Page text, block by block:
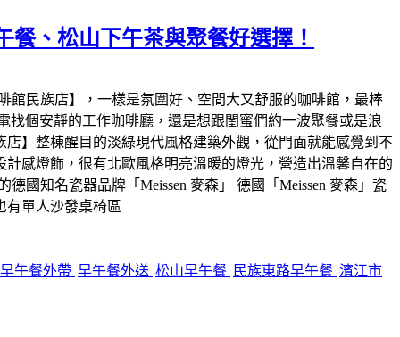
、松山下午茶與聚餐好選擇！
館民族店】，一樣是氛圍好、空間大又舒服的咖啡館，最棒
個安靜的工作咖啡廳，還是想跟閨蜜們約一波聚餐或是浪
】整棟醒目的淡綠現代風格建築外觀，從門面就能感覺到不
感燈飾，很有北歐風格明亮溫暖的燈光，營造出溫馨自在的
國知名瓷器品牌「Meissen 麥森」 德國「Meissen 麥森」瓷
有單人沙發桌椅區
早午餐外帶 早午餐外送 松山早午餐 民族東路早午餐 濱江市